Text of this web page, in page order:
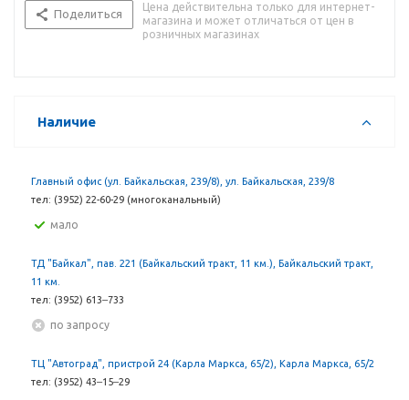
Поделиться
Цена действительна только для интернет-
магазина и может отличаться от цен в
розничных магазинах
Наличие
Главный офис (ул. Байкальская, 239/8), ул. Байкальская, 239/8
тел: (3952) 22-60-29 (многоканальный)
Мало
ТД "Байкал", пав. 221 (Байкальский тракт, 11 км.), Байкальский тракт,
11 км.
тел: (3952) 613‒733
По запросу
ТЦ "Автоград", пристрой 24 (Карла Маркса, 65/2), Карла Маркса, 65/2
тел: (3952) 43‒15‒29